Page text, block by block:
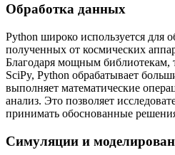
Обработка данных
Python широко используется для
полученных от космических
Благодаря мощным библиотекам,
SciPy, Python обрабатывает
выполняет математические
анализ. Это позволяет
принимать обоснованные
Симуляции и